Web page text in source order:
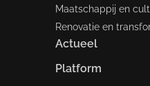
Maatschappij en
Renovatie en
Actueel
Platform